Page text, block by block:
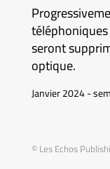
seront
optique.
Janvier 2024 -
© Les Echos